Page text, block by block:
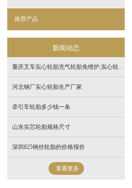
推荐产品
新闻动态
重庆叉车实心轮胎充气轮胎免维护,实心轮胎定制
河北钢厂实心轮胎生产厂家
牵引车轮胎多少钱一条
山东实芯轮胎规格尺寸
深圳825钢丝轮胎的价格报价
查看更多